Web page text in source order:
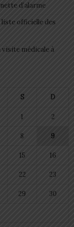
d’alarme
officielle des
visite médicale à
S D
1 2
8 9
15 16
22 23
29 30